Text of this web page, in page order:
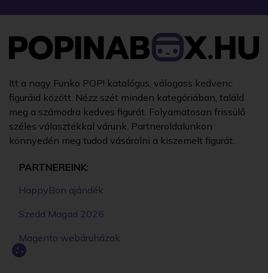
Itt a nagy Funko POP! katalógus, válogass kedvenc
figuráid között. Nézz szét minden kategóriában, találd
meg a számodra kedves figurát. Folyamatosan frissülő
széles választékkal várunk. Partneroldalunkon
könnyedén meg tudod vásárolni a kiszemelt figurát.
PARTNEREINK:
HappyBon ajándék
Szedd Magad 2026
Magento webáruházak